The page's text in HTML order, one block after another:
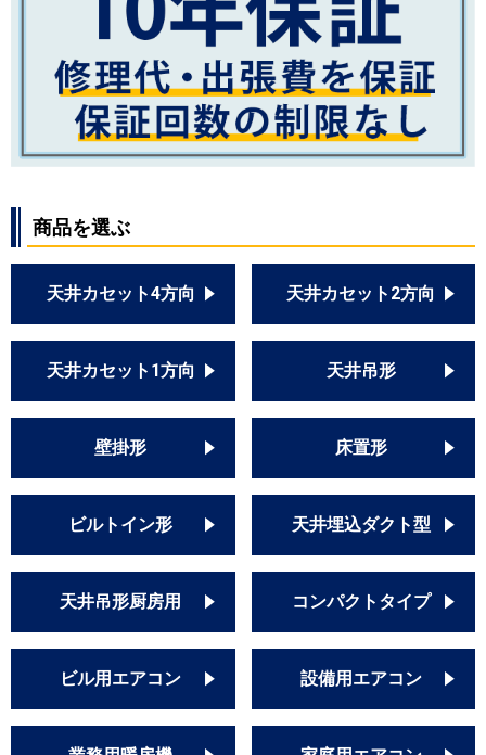
商品を選ぶ
天井カセット4方向 天井カセット2方向
天井カセット1方向 天井吊形
壁掛形 床置形
ビルトイン形 天井埋込ダクト型
天井吊形厨房用 コンパクトタイプ
ビル用エアコン 設備用エアコン